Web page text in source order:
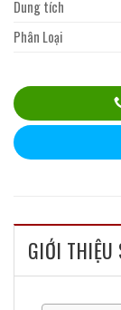
Dung tích
Phân Loại
GIỚI THIỆU